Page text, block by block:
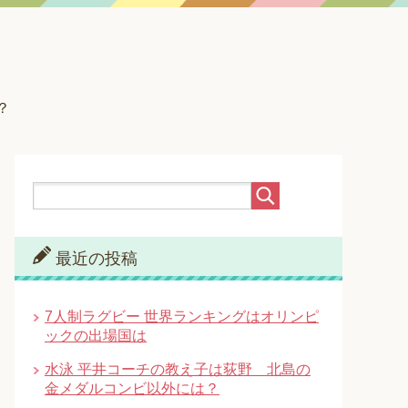
最近の投稿
7人制ラグビー 世界ランキングはオリンピ
ックの出場国は
水泳 平井コーチの教え子は荻野 北島の
金メダルコンビ以外には？